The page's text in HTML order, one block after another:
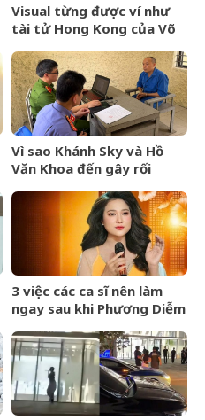
Visual từng được ví như
tài tử Hong Kong của Võ
tranh cãi vì một thay đổi
Vì sao Khánh Sky và Hồ
Văn Khoa đến gây rối
khởi tố?
3 việc các ca sĩ nên làm
ngay sau khi Phương Diễm